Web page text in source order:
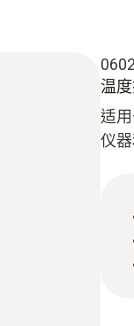
温
适
仪